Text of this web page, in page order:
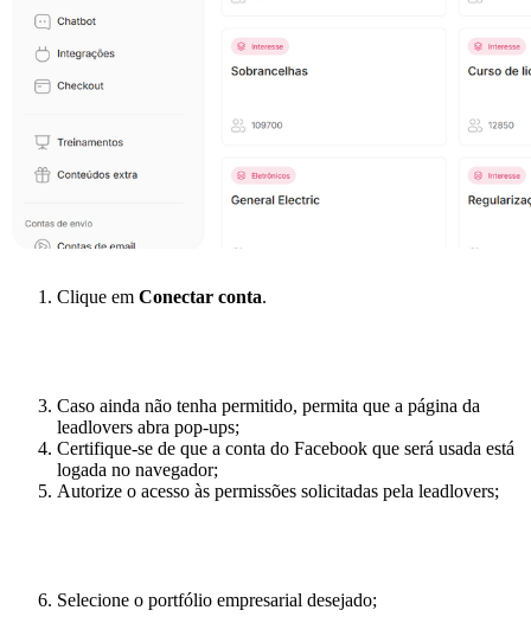
Clique em Conectar conta.
Caso ainda não tenha permitido, permita que a página da
leadlovers abra pop-ups;
Certifique-se de que a conta do Facebook que será usada está
logada no navegador;
Autorize o acesso às permissões solicitadas pela leadlovers;
Selecione o portfólio empresarial desejado;